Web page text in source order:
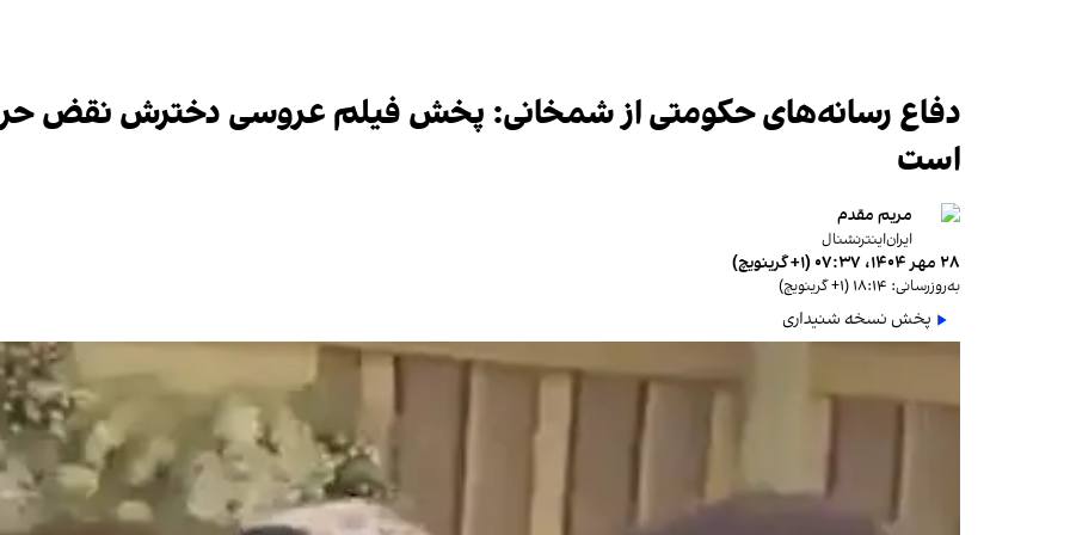
دفاع رسانه‌های حکومتی از شمخانی: پخش فیلم عروسی دخترش نقض
است
مریم مقدم
ایران‌اینترنشنال
۲۸ مهر ۱۴۰۴، ۰۷:۳۷ (‎+۱ گرینویچ)
به‌روزرسانی: ۱۸:۱۴ (‎+۱ گرینویچ)
پخش نسخه شنیداری